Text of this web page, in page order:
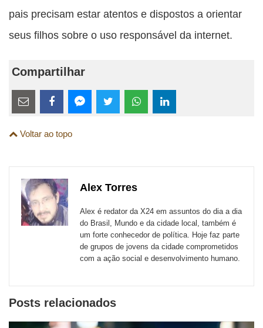
pais precisam estar atentos e dispostos a orientar
seus filhos sobre o uso responsável da internet.
Compartilhar
Estes
links
são
sites
externos
esta
Email
esta
FacebookMessenger
TwitterWhatsApp
Voltar ao topo
Alex Torres
Alex é redator da X24 em assuntos do dia a dia
do Brasil, Mundo e da cidade local, também é
um forte conhecedor de política. Hoje faz parte
de grupos de jovens da cidade comprometidos
com a ação social e desenvolvimento humano.
Posts relacionados